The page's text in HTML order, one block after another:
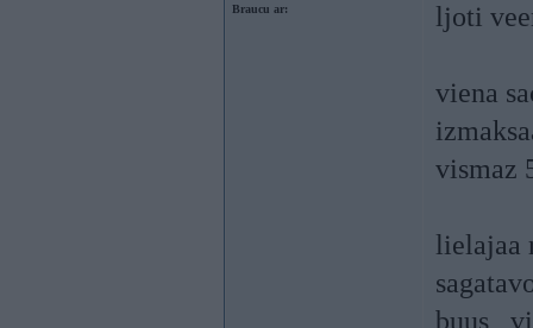
Braucu ar:
ljoti
viena
vismaz
lielajaa
buus